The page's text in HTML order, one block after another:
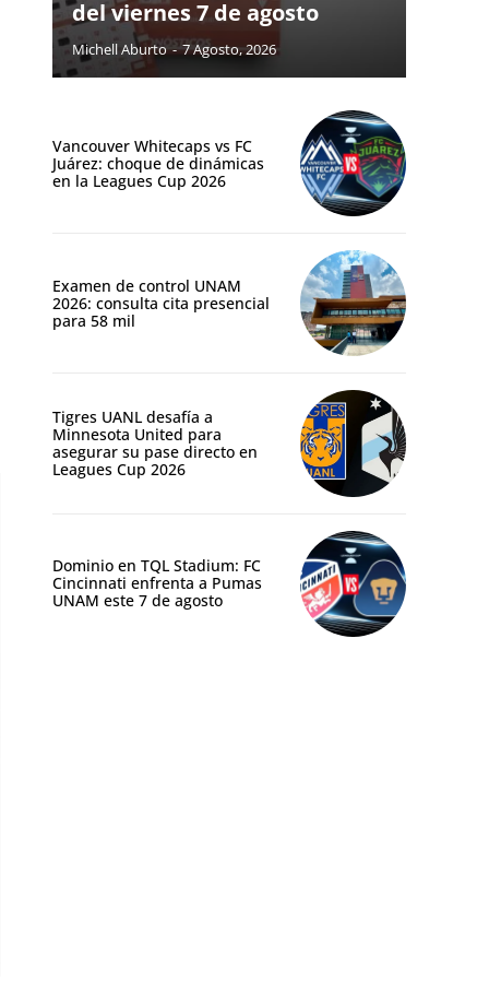
del viernes 7 de agosto
Michell Aburto - 7 Agosto, 2026
Vancouver Whitecaps vs FC
Juárez: choque de dinámicas
en la Leagues Cup 2026
Examen de control UNAM
2026: consulta cita presencial
para 58 mil
Tigres UANL desafía a
Minnesota United para
asegurar su pase directo en
Leagues Cup 2026
Dominio en TQL Stadium: FC
Cincinnati enfrenta a Pumas
UNAM este 7 de agosto